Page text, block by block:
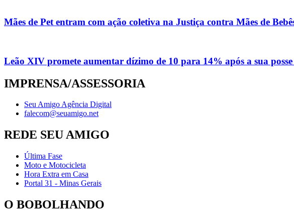
Mães de Pet entram com ação coletiva na Justiça contra Mães de
Leão XIV promete aumentar dízimo de 10 para 14% após a sua
IMPRENSA/ASSESSORIA
Seu Amigo Agência Digital
falecom@seuamigo.net
REDE SEU AMIGO
Última Fase
Moto e Motocicleta
Hora Extra em Casa
Portal 31 - Minas Gerais
O BOBOLHANDO